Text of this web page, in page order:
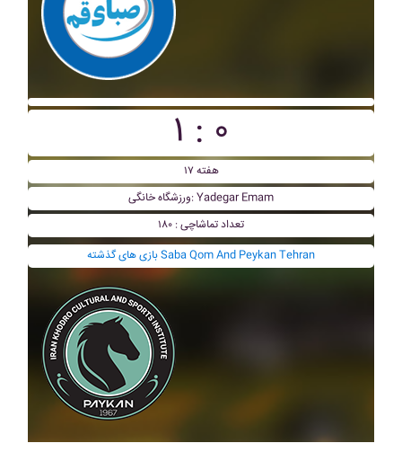
۱ : ۰
هفته ۱۷
ورزشگاه خانگی: Yadegar Emam
تعداد تماشاچی : ۱۸۰
بازی های گذشته Saba Qom And Peykan Tehran